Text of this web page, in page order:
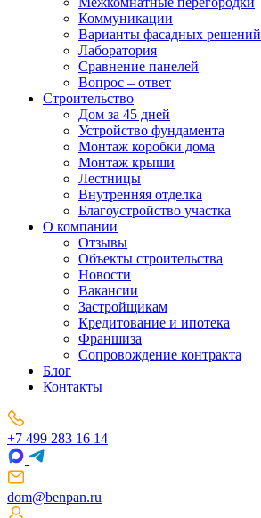
Коммуникации
Варианты фасадных решений
Лаборатория
Сравнение панелей
Вопрос – ответ
Строительство
Дом за 45 дней
Устройство фундамента
Монтаж коробки дома
Монтаж крыши
Лестницы
Внутренняя отделка
Благоустройство участка
О компании
Отзывы
Объекты строительства
Новости
Вакансии
Застройщикам
Кредитование и ипотека
Франшиза
Сопровождение контракта
Блог
Контакты
+7 499 283 16 14
dom@benpan.ru